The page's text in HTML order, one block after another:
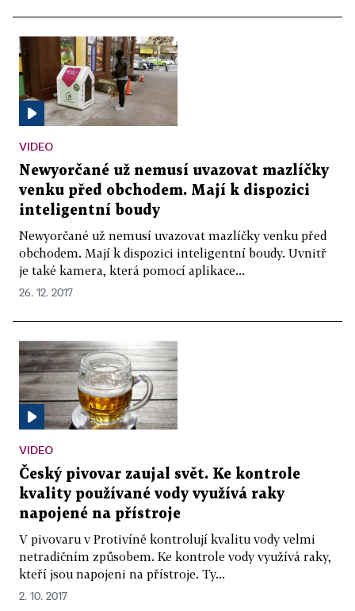
VIDEO
Newyorčané už nemusí uvazovat mazlíčky
venku před obchodem. Mají k dispozici
inteligentní boudy
Newyorčané už nemusí uvazovat mazlíčky venku před
obchodem. Mají k dispozici inteligentní boudy. Uvnitř
je také kamera, která pomocí aplikace...
26. 12. 2017
VIDEO
Český pivovar zaujal svět. Ke kontrole
kvality používané vody využívá raky
napojené na přístroje
V pivovaru v Protivíně kontrolují kvalitu vody velmi
netradičním způsobem. Ke kontrole vody využívá raky,
kteří jsou napojeni na přístroje. Ty...
2. 10. 2017